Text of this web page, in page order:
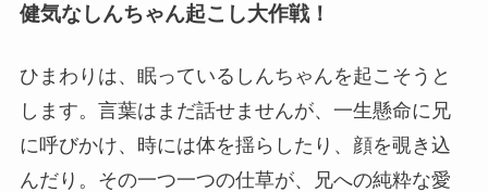
健気なしんちゃん起こし大作戦！
ひまわりは、眠っているしんちゃんを起こそうと
します。言葉はまだ話せませんが、一生懸命に兄
に呼びかけ、時には体を揺らしたり、顔を覗き込
んだり。その一つ一つの仕草が、兄への純粋な愛